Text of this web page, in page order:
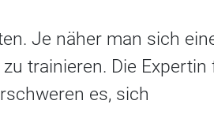
Je näher man sich
trainieren. Die Expertin
es, sich